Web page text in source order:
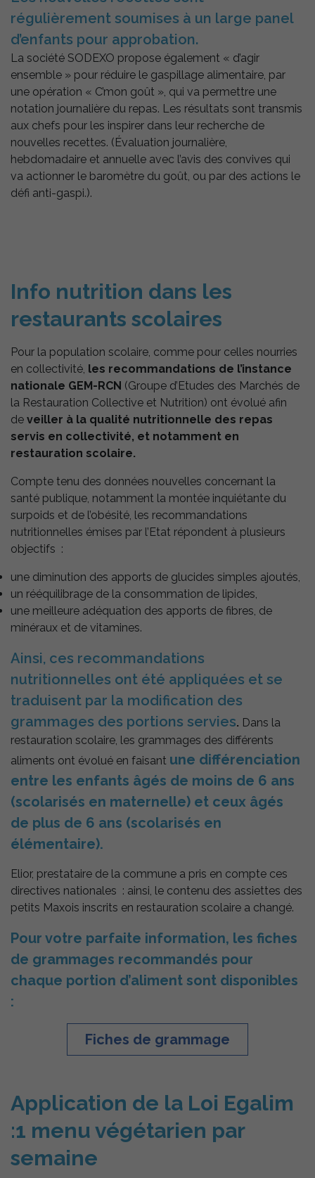
régulièrement soumises à un large panel
d’enfants pour approbation.
La société SODEXO propose également « d’agir
ensemble » pour réduire le gaspillage alimentaire, par
une opération « C’mon goût », qui va permettre une
notation journalière du repas. Les résultats sont transmis
aux chefs pour les inspirer dans leur recherche de
nouvelles recettes. (Évaluation journalière,
hebdomadaire et annuelle avec l’avis des convives qui
va actionner le baromètre du goût, ou par des actions le
défi anti-gaspi.).
Info nutrition dans les
restaurants scolaires
Pour la population scolaire, comme pour celles nourries
en collectivité, les recommandations de l’instance
nationale GEM-RCN (Groupe d’Etudes des Marchés de
la Restauration Collective et Nutrition) ont évolué afin
de veiller à la qualité nutritionnelle des repas
servis en collectivité, et notamment en
restauration scolaire.
Compte tenu des données nouvelles concernant la
santé publique, notamment la montée inquiétante du
surpoids et de l’obésité, les recommandations
nutritionnelles émises par l’Etat répondent à plusieurs
objectifs :
une diminution des apports de glucides simples ajoutés,
un rééquilibrage de la consommation de lipides,
une meilleure adéquation des apports de fibres, de
minéraux et de vitamines.
Ainsi, ces recommandations
nutritionnelles ont été appliquées et se
traduisent par la modification des
grammages des portions servies. Dans la
restauration scolaire, les grammages des différents
aliments ont évolué en faisant une différenciation
entre les enfants âgés de moins de 6 ans
(scolarisés en maternelle) et ceux âgés
de plus de 6 ans (scolarisés en
élémentaire).
Elior, prestataire de la commune a pris en compte ces
directives nationales : ainsi, le contenu des assiettes des
petits Maxois inscrits en restauration scolaire a changé.
Pour votre parfaite information, les fiches
de grammages recommandés pour
chaque portion d’aliment sont disponibles
:
Fiches de grammage
Application de la Loi Egalim
:1 menu végétarien par
semaine
Nécessaires
Ces cookies
sont utiles au
fonctionnement
de notre site
internet.
Statistiques
Afin de vous
proposer des
évolutions et
des cookies.
Nous utilisons
Google
Analytics pour
de nos
d'améliorer
utilisateur,
certaines
cookies. En
décidant de ne
accepter, ces
fonctionnalités